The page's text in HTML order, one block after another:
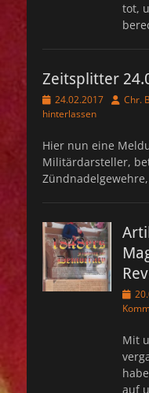
tot,
Zeitsplitter
Veröffentlicht
am
24.02.2017 Autor
Chr.
hinterlassen
Hier nun eine
Militärdarsteller,
am
Mit
auf